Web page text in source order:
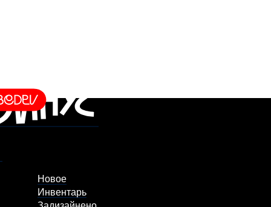
Новое
Инвентарь